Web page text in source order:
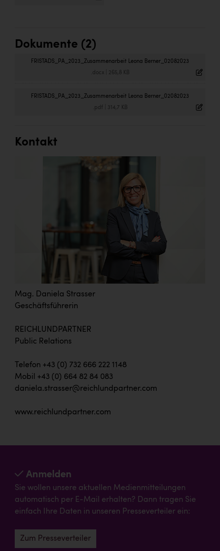
Dokumente (2)
FRISTADS_PA_2023_Zusammenarbeit Leona Berner_02082023
.docx| 265,8 KB
FRISTADS_PA_2023_Zusammenarbeit Leona Berner_02082023
.pdf 314,7 KB
Kontakt
Mag. Daniela Strasser
Geschäftsführerin
REICHLUNDPARTNER
Public Relations
Telefon +43 (0) 732 666 222 1148
Mobil +43 (0) 664 82 84 083
daniela.strasser@reichlundpartner.com
www.reichlundpartner.com
Anmelden
Sie wollen unsere aktuellen Medienmitteilungen
automatisch per E-Mail erhalten? Dann tragen Sie
einfach Ihre Daten in unseren Presseverteiler ein:
Zum Presseverteiler